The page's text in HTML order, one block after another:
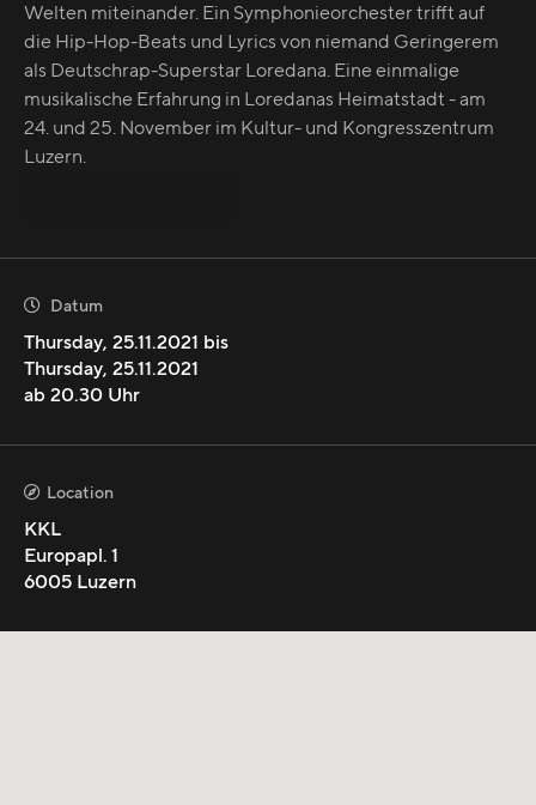
Welten miteinander. Ein Symphonieorchester trifft auf
die Hip-Hop-Beats und Lyrics von niemand Geringerem
als Deutschrap-Superstar Loredana. Eine einmalige
musikalische Erfahrung in Loredanas Heimatstadt - am
24. und 25. November im Kultur- und Kongresszentrum
Luzern.
mehr anzeigen
 Datum
Thursday, 25.11.2021 bis
Thursday, 25.11.2021
ab 20.30 Uhr
 Location
KKL
Europapl. 1
6005 Luzern